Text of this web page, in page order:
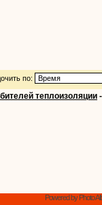
по:
теплоизоляции
Powered by Photo